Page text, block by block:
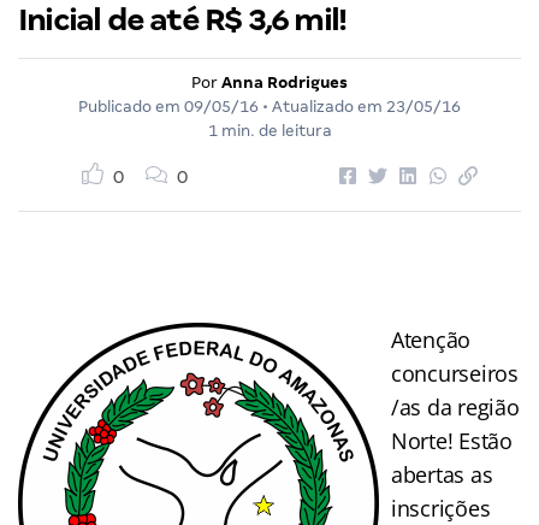
Inicial de até R$ 3,6 mil!
Por Anna Rodrigues
Publicado em 09/05/16 • Atualizado em 23/05/16
1 min. de leitura
0 0
Atenção
concurseiros
/as da região
Norte! Estão
abertas as
inscrições